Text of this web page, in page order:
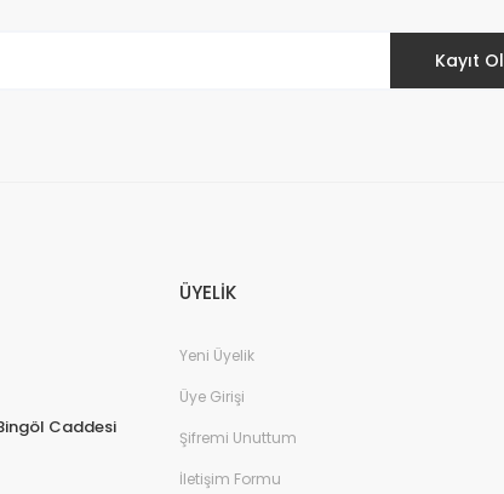
Kayıt Ol
Caddesi
ÜYELİK
Yeni Üyelik
Üye Girişi
Şifremi Unuttum
İletişim Formu